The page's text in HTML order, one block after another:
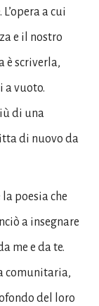
a cui
e il nostro
è scriverla,
a vuoto.
di una
di nuovo da
poesia che
a insegnare
me e da te.
comunitaria,
del loro